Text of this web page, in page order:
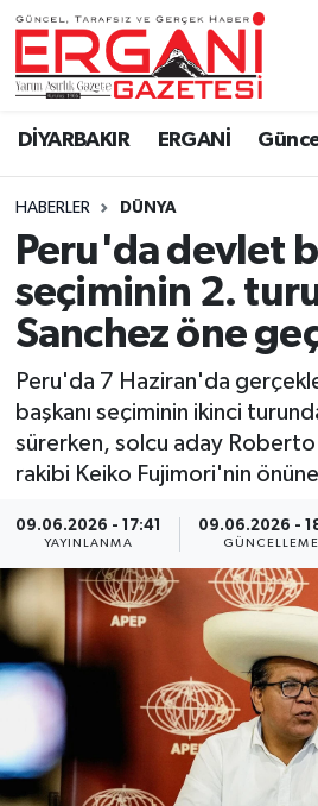
DİYARBAKIR ERGANİ
HABERLER DÜNYA
Peru'da devlet
seçiminin 2.
Sanchez öne
Peru'da 7 Haziran'da
başkanı seçiminin ikinci
sürerken, solcu aday Roberto
rakibi Keiko Fujimori'nin
09.06.2026 - 17:41
YAYINLANMA
09.06.2026 -
GÜNCELLEME
DİYARBAKIR
BİSMİL
BAĞLAR
ERGANİ
Güncel
Eği̇ti̇m
Resmi İlanlar
Sağlık
Si̇yaset
Spor
Yaşam
Anali̇z
Bi̇li̇m & Teknoloji̇
Dünya
Ergani Nöbetçi Eczaneler
Ergani Hava Durumu
Ergani Trafik Yoğunluk
Süper Lig Puan Durumu ve
Tüm Manşetler
Son Dakika Haberleri
Haber Arşivi